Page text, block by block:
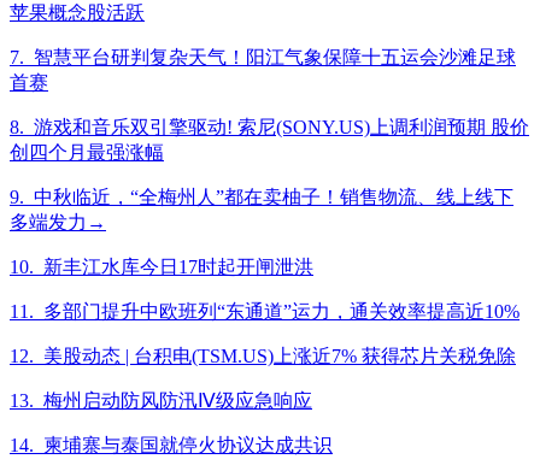
苹果概念股活跃
7. 智慧平台研判复杂天气！阳江气象保障十五运会沙滩足球
首赛
8. 游戏和音乐双引擎驱动! 索尼(SONY.US)上调利润预期 股价
创四个月最强涨幅
9. 中秋临近，“全梅州人”都在卖柚子！销售物流、线上线下
多端发力→
10. 新丰江水库今日17时起开闸泄洪
11. 多部门提升中欧班列“东通道”运力，通关效率提高近10%
12. 美股动态 | 台积电(TSM.US)上涨近7% 获得芯片关税免除
13. 梅州启动防风防汛Ⅳ级应急响应
14. 柬埔寨与泰国就停火协议达成共识